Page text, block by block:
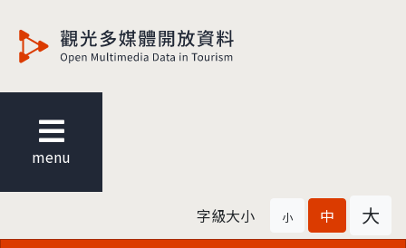
menu
字級大小 小 中 大